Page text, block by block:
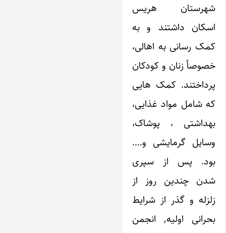
شهرستان هریس
اسکان داشتند و به
کمک رسانی به اهالی،
خصوصاً زنان و کودکان
پرداختند. کمک هایی
که شامل مواد غذایی،
بهداشتی ، پوشاک،
وسایل گرمایشی و….
بود. پس از سپری
شدن چندین روز از
زلزله و گذر از شرایط
بحرانی اولیه, انجمن